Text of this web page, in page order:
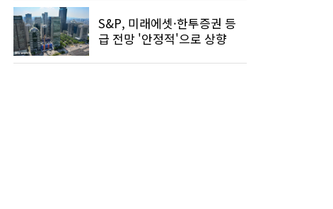
S&P, 미래에셋·한투증권 등
급 전망 '안정적'으로 상향